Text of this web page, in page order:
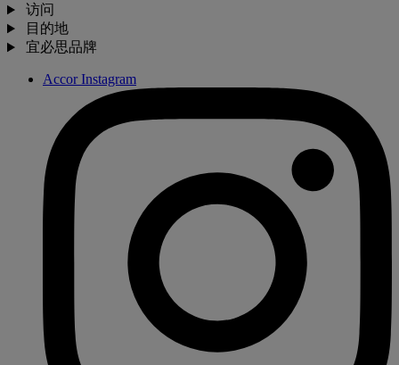
访问
目的地
宜必思品牌
Accor Instagram